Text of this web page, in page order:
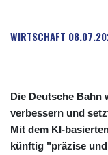
WIRTSCHAFT
Die Deutsche
verbessern und
Mit dem KI-
künftig "präzise